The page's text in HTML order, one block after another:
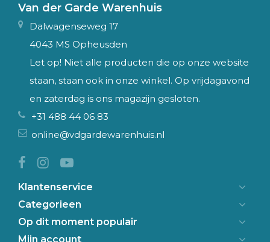
Van der Garde Warenhuis
Dalwagenseweg 17
4043 MS Opheusden
Let op! Niet alle producten die op onze website
staan, staan ook in onze winkel. Op vrijdagavond
en zaterdag is ons magazijn gesloten.
+31 488 44 06 83
online@vdgardewarenhuis.nl
Klantenservice
Categorieen
Op dit moment populair
Mijn account